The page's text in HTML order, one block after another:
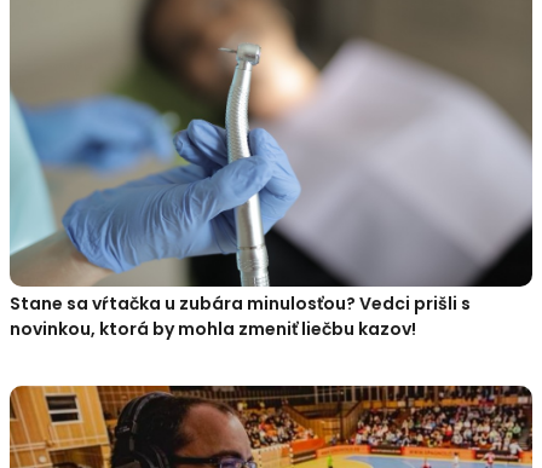
Stane sa vŕtačka u zubára minulosťou? Vedci prišli s
novinkou, ktorá by mohla zmeniť liečbu kazov!